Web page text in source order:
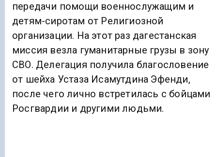
передачи помощи военнослужащим и
детям-сиротам от Религиозной
организации. На этот раз дагестанская
миссия везла гуманитарные грузы в зону
СВО. Делегация получила благословение
от шейха Устаза Исамутдина Эфенди,
после чего лично встретилась с бойцами
Росгвардии и другими людьми.